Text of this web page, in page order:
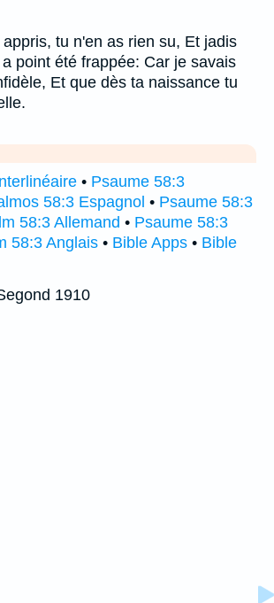
tu n'en as rien su, Et jadis
point été frappée: Car je savais
Et que dès ta naissance tu
• Psaume 58:3
58:3 Espagnol • Psaume 58:3
58:3 Allemand • Psaume 58:3
58:3 Anglais • Bible Apps • Bible
1910